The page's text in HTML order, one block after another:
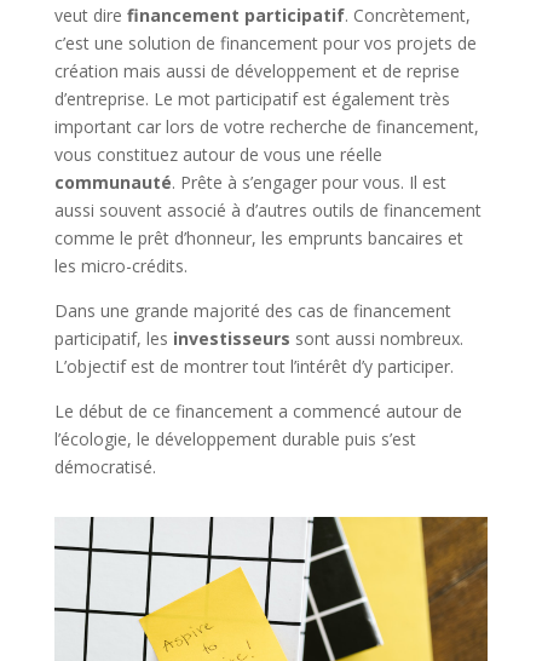
veut dire financement participatif. Concrètement,
c’est une solution de financement pour vos projets de
création mais aussi de développement et de reprise
d’entreprise. Le mot participatif est également très
important car lors de votre recherche de financement,
vous constituez autour de vous une réelle
communauté. Prête à s’engager pour vous. Il est
aussi souvent associé à d’autres outils de financement
comme le prêt d’honneur, les emprunts bancaires et
les micro-crédits.
Dans une grande majorité des cas de financement
participatif, les investisseurs sont aussi nombreux.
L’objectif est de montrer tout l’intérêt d’y participer.
Le début de ce financement a commencé autour de
l’écologie, le développement durable puis s’est
démocratisé.